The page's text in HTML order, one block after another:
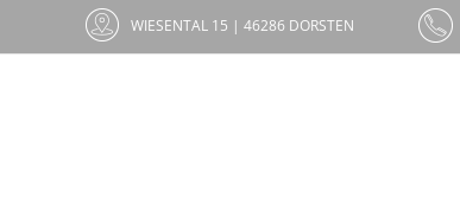
WIESENTAL 15 | 46286 DORSTEN